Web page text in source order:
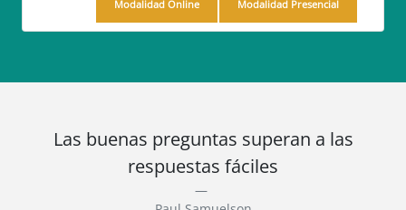
Modalidad Online Modalidad Presencial
Las buenas preguntas superan a las
respuestas fáciles